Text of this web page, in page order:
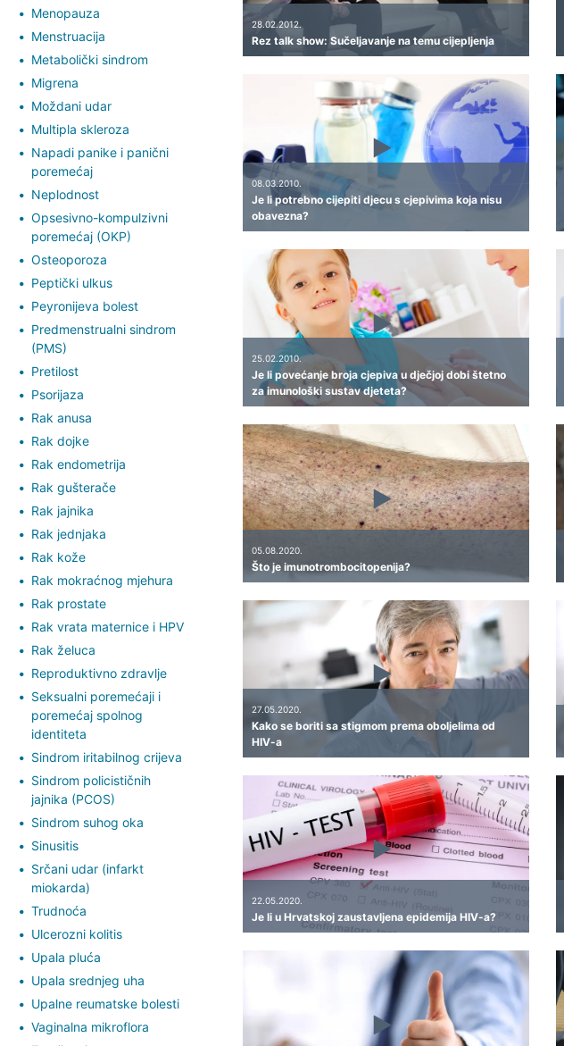
Menopauza
Menstruacija
Metabolički sindrom
Migrena
Moždani udar
Multipla skleroza
Napadi panike i panični
poremećaj
Neplodnost
Opsesivno-kompulzivni
poremećaj (OKP)
Osteoporoza
Peptički ulkus
Peyronijeva bolest
Predmenstrualni sindrom
(PMS)
Pretilost
Psorijaza
Rak anusa
Rak dojke
Rak endometrija
Rak gušterače
Rak jajnika
Rak jednjaka
Rak kože
Rak mokraćnog mjehura
Rak prostate
Rak vrata maternice i HPV
Rak želuca
Reproduktivno zdravlje
Seksualni poremećaji i
poremećaj spolnog
identiteta
Sindrom iritabilnog crijeva
Sindrom policističnih
jajnika (PCOS)
Sindrom suhog oka
Sinusitis
Srčani udar (infarkt
miokarda)
Trudnoća
Ulcerozni kolitis
Upala pluća
Upala srednjeg uha
Upalne reumatske bolesti
Vaginalna mikroflora
28.02.2012.
Rez talk show: Sučeljavanje na temu cijepljenja
08.03.2010.
Je li potrebno cijepiti djecu s cjepivima koja nisu
obavezna?
25.02.2010.
Je li povećanje broja cjepiva u dječjoj dobi štetno
za imunološki sustav djeteta?
05.08.2020.
Što je imunotrombocitopenija?
27.05.2020.
Kako se boriti sa stigmom prema oboljelima od
HIV-a
22.05.2020.
Je li u Hrvatskoj zaustavljena epidemija HIV-a?